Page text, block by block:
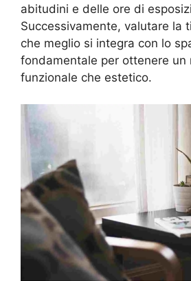
abitudini e delle ore di
Successivamente, valutare la
che meglio si integra con lo
fondamentale per ottenere un
funzionale che estetico.